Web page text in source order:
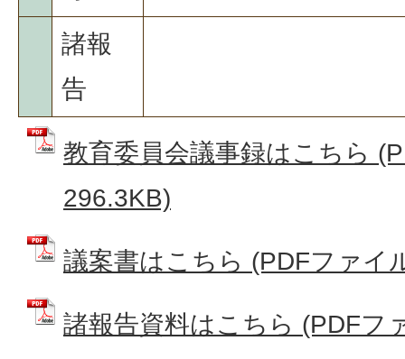
諸報
告
教育委員会議事録はこちら
296.3KB)
議案書はこちら (PDFファイ
諸報告資料はこちら (PDFフ